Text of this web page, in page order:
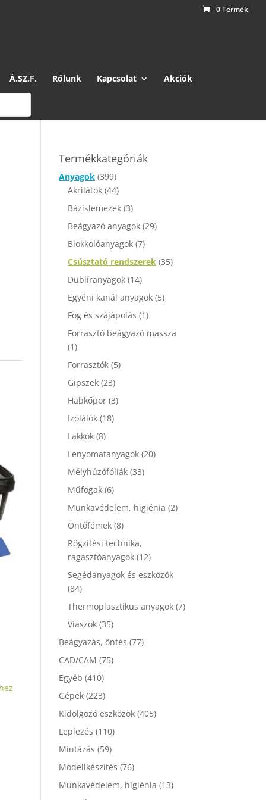
0 Termék
Á.SZ.F. Rólunk Kapcsolat Akciók
Termékkategóriák
Anyagok (399)
Akrilátok (44)
Bázislemezek (3)
Beágyazó anyagok (29)
Blokkolóanyagok (7)
Csúsztató rendszerek (35)
Dublíranyagok (14)
Egyéni kanál anyagok (5)
Fog és szájápolás (1)
Forrasztó beágyazó massza
(1)
Forrasztók (5)
Gipszek (23)
Habkőpor (3)
Izolálók (18)
Lakkok (8)
Lenyomatanyagok (20)
Mélyhúzófóliák (33)
Műfogak (6)
Munkavédelem, higiénia (2)
Öntőfémek (8)
Rögzítési technika,
ragasztóanyagok (12)
Segédanyagok és eszközök
(84)
Thermoplasztikus anyagok (7)
Viaszok (35)
Beágyazás, öntés (77)
CAD/CAM (75)
Egyéb (410)
Gépek (223)
Kidolgozó eszközök (405)
Leplezés (110)
Mintázás (59)
Modellkészítés (76)
Munkavédelem, higiénia (13)